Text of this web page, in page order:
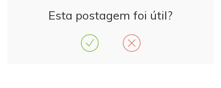
Esta postagem foi útil?